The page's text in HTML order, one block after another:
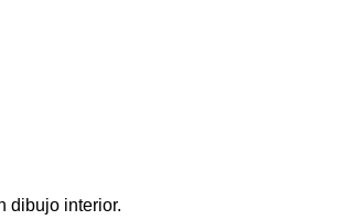
dibujo interior.